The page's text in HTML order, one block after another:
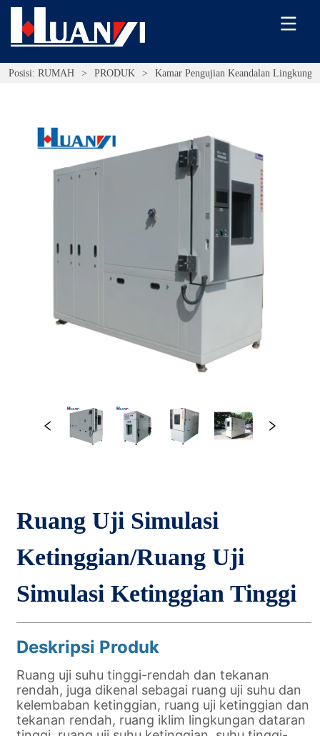
Posisi: RUMAH > PRODUK > Kamar Pengujian Keandalan
Ruang Uji Simulasi
Ketinggian/Ruang Uji
Simulasi Ketinggian Tinggi